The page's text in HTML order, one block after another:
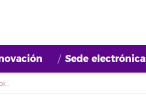
Sede electrónica
Bolsa de becas para el Gabinete de Comunicación de la Fundación General de la ULL: primer listado definitivo